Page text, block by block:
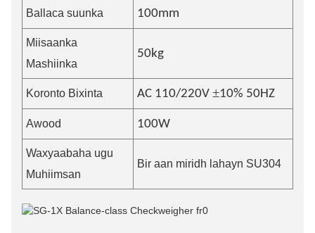
Ballaca suunka 100mm
Miisaanka
Mashiinka
50kg
Koronto Bixinta AC 110/220V ±10% 50HZ
Awood 100W
Waxyaabaha ugu
Muhiimsan
Bir aan miridh lahayn SU304